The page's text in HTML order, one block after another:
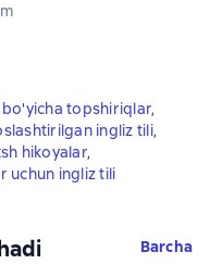
bo'yicha topshiriqlar,
ingliz tili,
hikoyalar,
uchun ingliz tili
Barcha